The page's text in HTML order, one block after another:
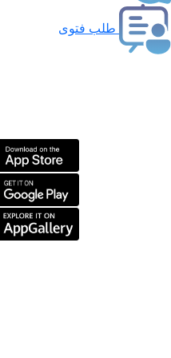
طلب فتوى